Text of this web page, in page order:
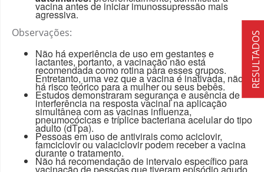
vacina antes de iniciar imunossupressão mais
agressiva.
Observações:
Não há experiência de uso em gestantes e
lactantes, portanto, a vacinação não está
recomendada como rotina para esses grupos.
Entretanto, uma vez que a vacina é inativada, não
há risco teórico para a mulher ou seus bebês.
Estudos demonstraram segurança e ausência de
interferência na resposta vacinal na aplicação
simultânea com as vacinas influenza,
pneumocócicas e tríplice bacteriana acelular do tipo
adulto (dTpa).
Pessoas em uso de antivirais como aciclovir,
famciclovir ou valaciclovir podem receber a vacina
durante o tratamento.
Não há recomendação de intervalo específico para
RESULTADOS